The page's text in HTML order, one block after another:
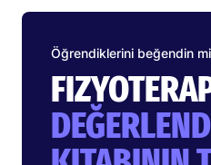
Öğrendiklerini beğendin